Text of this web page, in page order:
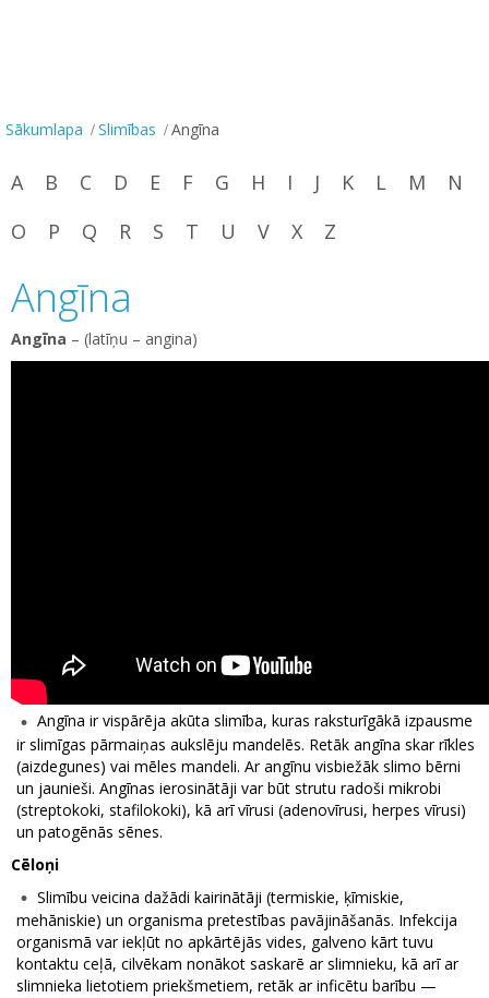
Sākumlapa Slimības Angīna
A B C D E F G H I J K L M
N
O
P Q R S T U V X Z
Angīna
Angīna – (latīņu – angina)
Angīna ir vispārēja akūta slimība, kuras raksturīgākā izpausme
ir slimīgas pārmaiņas aukslēju mandelēs. Retāk angīna skar rīkles
(aizdegunes) vai mēles mandeli. Ar angīnu visbiežāk slimo bērni
un jaunieši. Angīnas ierosinātāji var būt strutu radoši mikrobi
(streptokoki, stafilokoki), kā arī vīrusi (adenovīrusi, herpes vīrusi)
un patogēnās sēnes.
Cēloņi
Slimību veicina dažādi kairinātāji (termiskie, ķīmiskie,
mehāniskie) un organisma pretestības pavājināšanās. Infekcija
organismā var iekļūt no apkārtējās vides, galveno kārt tuvu
kontaktu ceļā, cilvēkam nonākot saskarē ar slimnieku, kā arī ar
slimnieka lietotiem priekšmetiem, retāk ar inficētu barību —